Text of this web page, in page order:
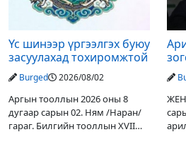
Үс шинээр үргээлгэх буюу
засуулахад тохиромжтой
Burged 2026/08/02
Аргын тооллын 2026 оны 8
дугаар сарын 02. Ням /Наран/
гараг. Билгийн тооллын XVII